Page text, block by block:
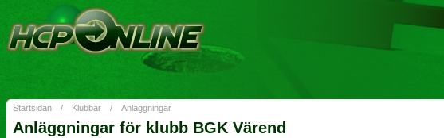
Startsidan / Klubbar / Anläggningar
Anläggningar för klubb BGK Värend